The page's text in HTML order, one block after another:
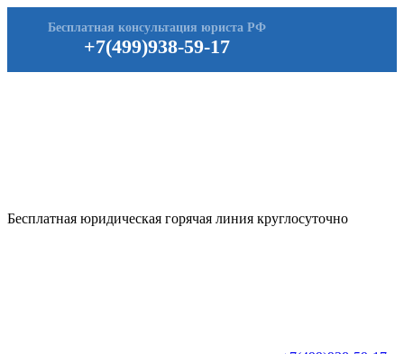
+7(499)938-59-17
Бесплатная консультация юриста РФ
Бесплатная юридическая горячая линия круглосуточно